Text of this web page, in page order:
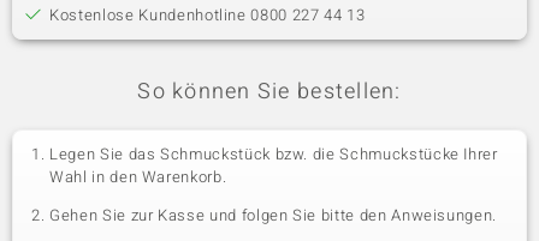
Kostenlose Kundenhotline 0800 227 44 13
So können Sie bestellen:
Legen Sie das Schmuckstück bzw. die Schmuckstücke Ihrer
Wahl in den Warenkorb.
Gehen Sie zur Kasse und folgen Sie bitte den Anweisungen.